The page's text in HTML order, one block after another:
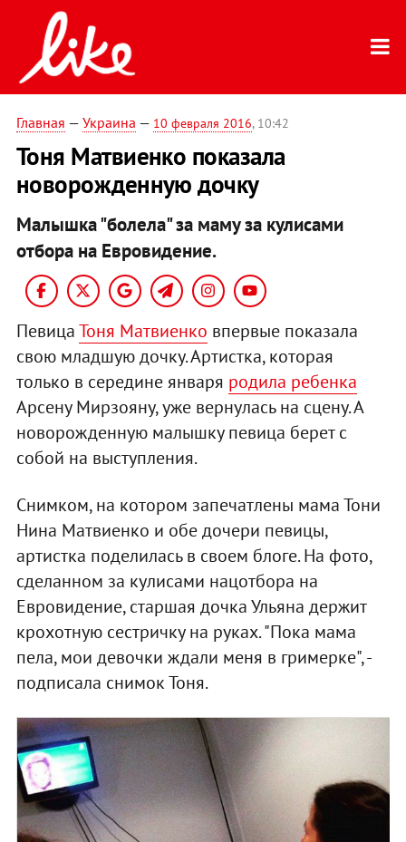
Главная — Украина — 10 февраля 2016, 10:42
Тоня Матвиенко показала
новорожденную дочку
Малышка "болела" за маму за кулисами
отбора на Евровидение.
ПевицаТоня Матвиенко впервые показала
свою младшую дочку. Артистка, которая
только в середине января родила ребенка
Арсену Мирзояну, уже вернулась на сцену. А
новорожденную малышку певица берет с
собой на выступления.
Снимком, на котором запечатлены мама Тони
Нина Матвиенко и обе дочери певицы,
артистка поделилась в своем блоге. На фото,
сделанном за кулисами нацотбора на
Евровидение, старшая дочка Ульяна держит
крохотную сестричку на руках. "Пока мама
пела, мои девочки ждали меня в гримерке", -
подписала снимок Тоня.